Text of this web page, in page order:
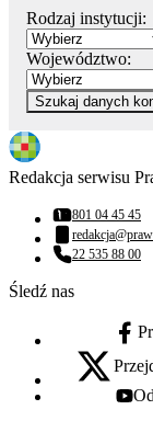
Rodzaj instytucji:
Województwo:
Szukaj danych
Redakcja serwisu
Numer telefonu:
801 04 45 45
Adres email:
Numer telefonu:
22 535 88 00
Śledź nas
x - otwiera